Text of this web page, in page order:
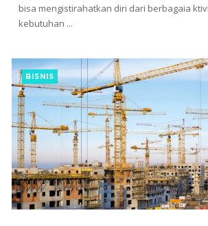
bisa mengistirahatkan diri dari berbagaia
kebutuhan ...
BISNIS